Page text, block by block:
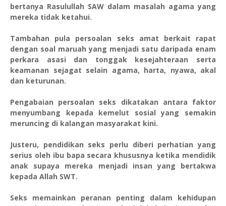
bertanya Rasulullah SAW dalam masalah agama yang
mereka tidak ketahui.
Tambahan pula persoalan seks amat berkait rapat
dengan soal maruah yang menjadi satu daripada enam
perkara asasi dan tonggak kesejahteraan serta
keamanan sejagat selain agama, harta, nyawa, akal
dan keturunan.
Pengabaian persoalan seks dikatakan antara faktor
menyumbang kepada kemelut sosial yang semakin
meruncing di kalangan masyarakat kini.
Justeru, pendidikan seks perlu diberi perhatian yang
serius oleh ibu bapa secara khususnya ketika mendidik
anak supaya mereka menjadi insan yang bertakwa
kepada Allah SWT.
Seks memainkan peranan penting dalam kehidupan